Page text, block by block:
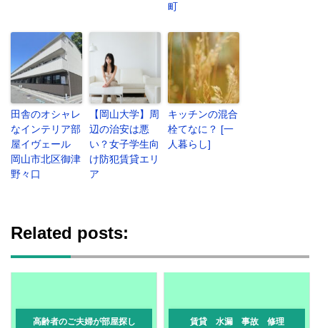
町
田舎のオシャレ
なインテリア部
屋イヴェール
岡山市北区御津
野々口
【岡山大学】周
辺の治安は悪
い？女子学生向
け防犯賃貸エリ
ア
キッチンの混合
栓てなに？ [一
人暮らし]
Related posts:
高齢者のご夫婦が部屋探し
賃貸 水漏 事故 修理